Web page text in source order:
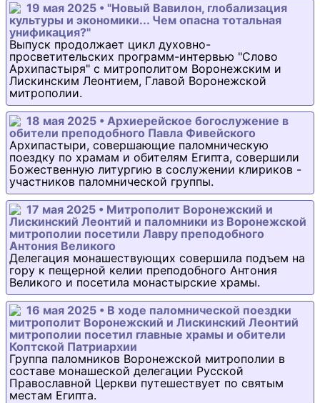
19 мая 2025 • "Новый Вавилон, глобализация
культуры и экономики... Чем опасна тотальная
унификация?"
Выпуск продолжает цикл духовно-
просветительских программ-интервью "Слово
Архипастыря" с митрополитом Воронежским и
Лискинским Леонтием, Главой Воронежской
митрополии.
18 мая 2025 • Архиерейское богослужение в
обители преподобного Павла Фивейского
Архипастыри, совершающие паломническую
поездку по храмам и обителям Египта, совершили
Божественную литургию в сослужении клириков -
участников паломнической группы.
17 мая 2025 • Митрополит Воронежский и
Лискинский Леонтий и паломники из Воронежской
митрополии посетили Лавру преподобного
Антония Великого
Делегация монашествующих совершила подъем на
гору к пещерной келии преподобного Антония
Великого и посетила монастырские храмы.
16 мая 2025 • В ходе паломнической поездки
митрополит Воронежский и Лискинский Леонтий
митрополии посетил главные храмы и обители
Коптской Патриархии
Группа паломников Воронежской митрополии в
составе монашеской делегации Русской
Православной Церкви путешествует по святым
местам Египта.